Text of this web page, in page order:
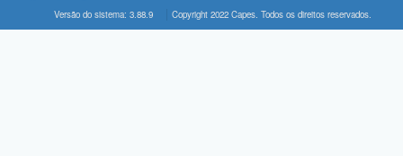
Versão do sistema: 3.88.9 Copyright 2022 Capes. Todos os direitos reservados.